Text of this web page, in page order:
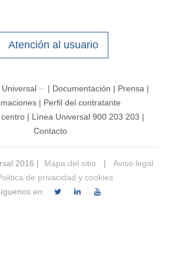
Atención al usuario
| Documentación | Prensa |
| Perfil del contratante
| Línea Universal 900 203 203 |
Contacto
2016 | Mapa del sitio |
Aviso legal
de privacidad y cookies
en: